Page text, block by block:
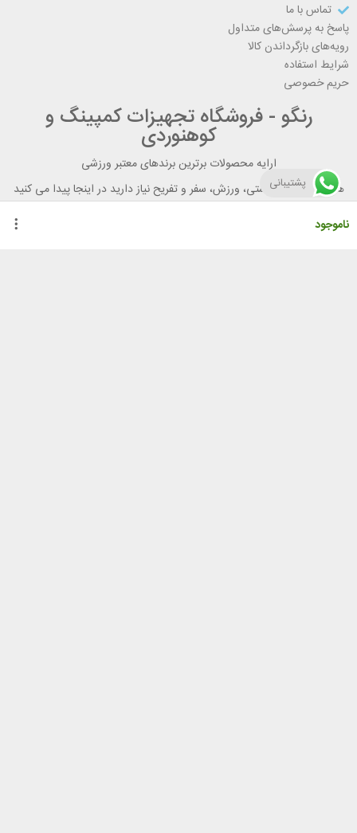
ناموجود
تماس با ما
پاسخ به پرسش‌های متداول
رویه‌های بازگرداندن کالا
شرایط استفاده
حریم خصوصی
رنگو - فروشگاه تجهیزات کمپینگ و
کوهنوردی
ارایه محصولات برترین برندهای معتبر ورزشی
هر آنچه برای تندرستی، ورزش، سفر و تفریح نیاز دارید در اینجا پیدا می کنید
پشتیبانی